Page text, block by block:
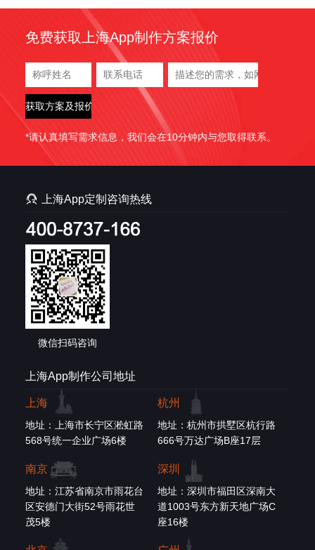
免费获取上海App制作方案报价
*请认真填写需求信息，我们会在10分钟内与您取得联系。
 上海App定制咨询热线
微信扫码咨询
上海App制作公司地址
上海
地址：上海市长宁区淞虹路
568号统一企业广场6楼
杭州
地址：杭州市拱墅区杭行路
666号万达广场B座17层
南京
地址：江苏省南京市雨花台
区安德门大街52号雨花世
茂5楼
深圳
地址：深圳市福田区深南大
道1003号东方新天地广场C
座16楼